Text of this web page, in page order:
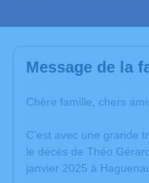
Message de la
Chère famille, chers
C’est avec une grande
le décès de Théo
janvier 2025 à